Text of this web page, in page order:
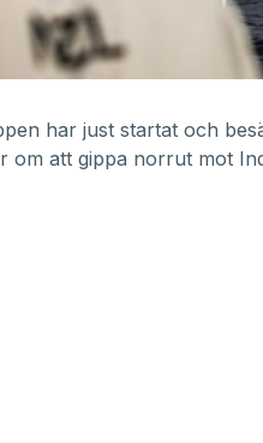
har just startat och
om att gippa norrut mot